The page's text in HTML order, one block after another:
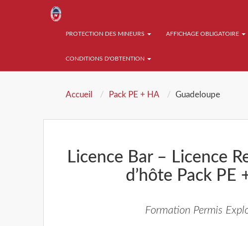
PROTECTION DES MINEURS AFFICHAGE OBLIGATOIRE
CONDITIONS D'OBTENTION
Accueil Pack PE + HA Guadeloupe
Licence Bar – Licence
d’hôte Pack PE
Formation Permis